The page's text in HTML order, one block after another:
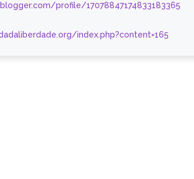
profile/17078847174833183365
index.php?content=165